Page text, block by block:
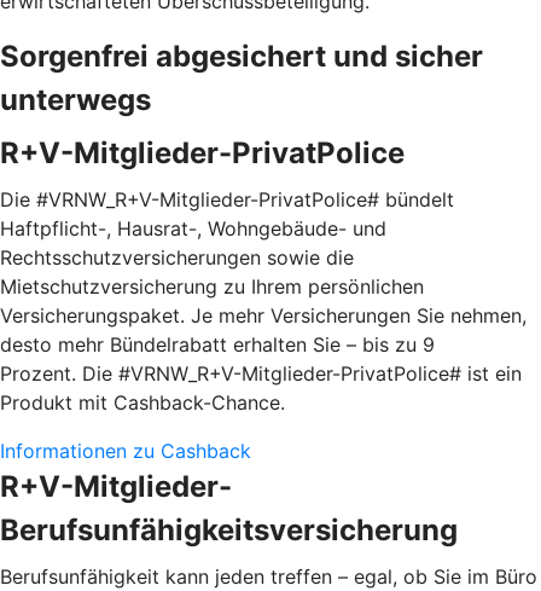
Sorgenfrei abgesichert und sicher
unterwegs
R+V-Mitglieder-PrivatPolice
Die #VRNW_R+V-Mitglieder-PrivatPolice# bündelt
Haftpflicht-, Hausrat-, Wohngebäude- und
Rechtsschutzversicherungen sowie die
Mietschutzversicherung zu Ihrem persönlichen
Versicherungspaket. Je mehr Versicherungen Sie nehmen,
desto mehr Bündelrabatt erhalten Sie – bis zu 9
Prozent. Die #VRNW_R+V-Mitglieder-PrivatPolice# ist ein
Produkt mit Cashback-Chance.
Informationen zu Cashback
R+V-Mitglieder-
Berufsunfähigkeitsversicherung
Berufsunfähigkeit kann jeden treffen – egal, ob Sie im Büro